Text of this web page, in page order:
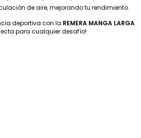
de aire, mejorando tu rendimiento.
deportiva con la REMERA MANGA LARGA
para cualquier desafío!